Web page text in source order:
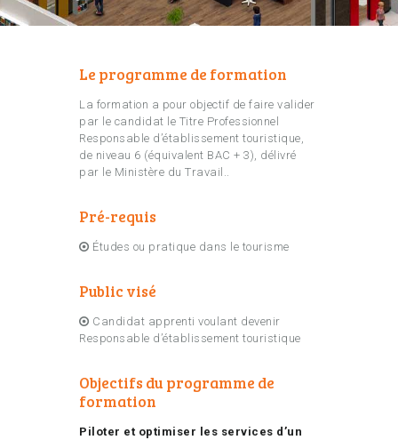
Le programme de formation
La formation a pour objectif de faire valider
par le candidat le Titre Professionnel
Responsable d’établissement touristique,
de niveau 6 (équivalent BAC + 3), délivré
par le Ministère du Travail..
Pré-requis
Études ou pratique dans le tourisme
Public visé
Candidat apprenti voulant devenir
Responsable d’établissement touristique
Objectifs du programme de
formation
Piloter et optimiser les services d’un